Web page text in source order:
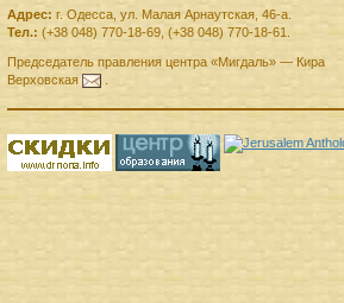
Адрес: г. Одесса, ул. Малая Арнаутская, 46-а.
Тел.: (+38 048) 770-18-69, (+38 048) 770-18-61
Председатель правленияцентра «Мигдаль»— Кира
Верховская
.